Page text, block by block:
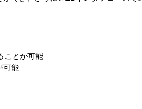
ことが可能
可能